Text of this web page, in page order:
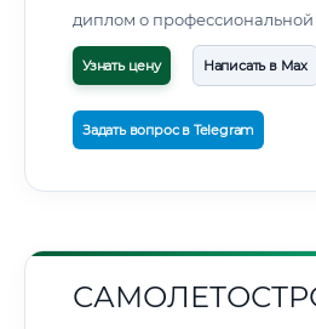
диплом о профессиональной
Узнать цену Написать в Max
Задать вопрос в Telegram